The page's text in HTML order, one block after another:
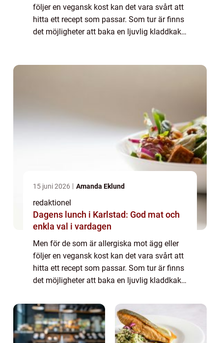
följer en vegansk kost kan det vara svårt att
hitta ett recept som passar. Som tur är finns
det möjligheter att baka en ljuvlig kladdkaka
15 juni 2026 Amanda Eklund
redaktionel
Dagens lunch i Karlstad: God mat och
enkla val i vardagen
Men för de som är allergiska mot ägg eller
följer en vegansk kost kan det vara svårt att
hitta ett recept som passar. Som tur är finns
det möjligheter att baka en ljuvlig kladdkaka
utforska detta ämne i det...